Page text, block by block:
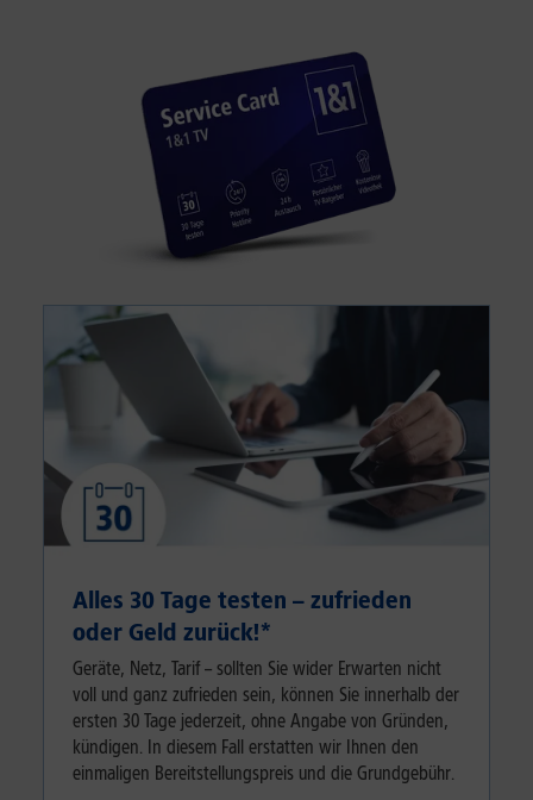
Alles 30 Tage testen – zufrieden
oder Geld zurück!⁠*
Geräte, Netz, Tarif – sollten Sie wider Erwarten nicht
voll und ganz zufrieden sein, können Sie innerhalb der
ersten 30 Tage jederzeit, ohne Angabe von Gründen,
kündigen. In diesem Fall erstatten wir Ihnen den
einmaligen Bereitstellungspreis und die Grundgebühr.